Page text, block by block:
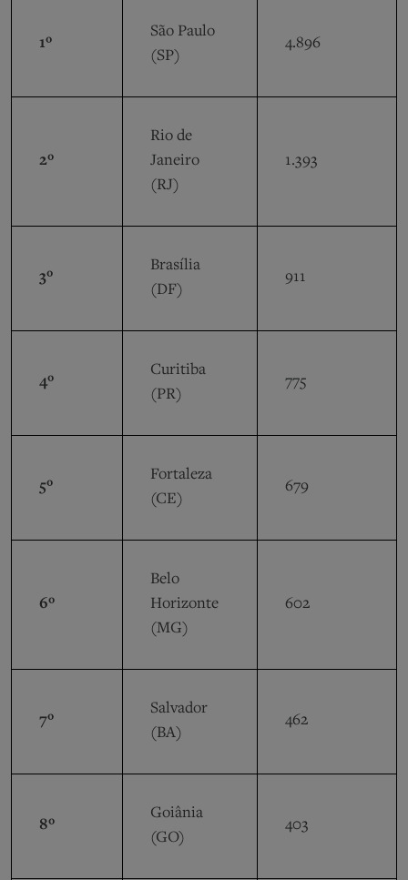
1º
São Paulo
(SP)
4.896
2º
Rio de
Janeiro
(RJ)
1.393
3º
Brasília
(DF)
911
4º
Curitiba
(PR)
775
5º
Fortaleza
(CE)
679
6º
Belo
Horizonte
(MG)
602
7º
Salvador
(BA)
462
8º
Goiânia
(GO)
403